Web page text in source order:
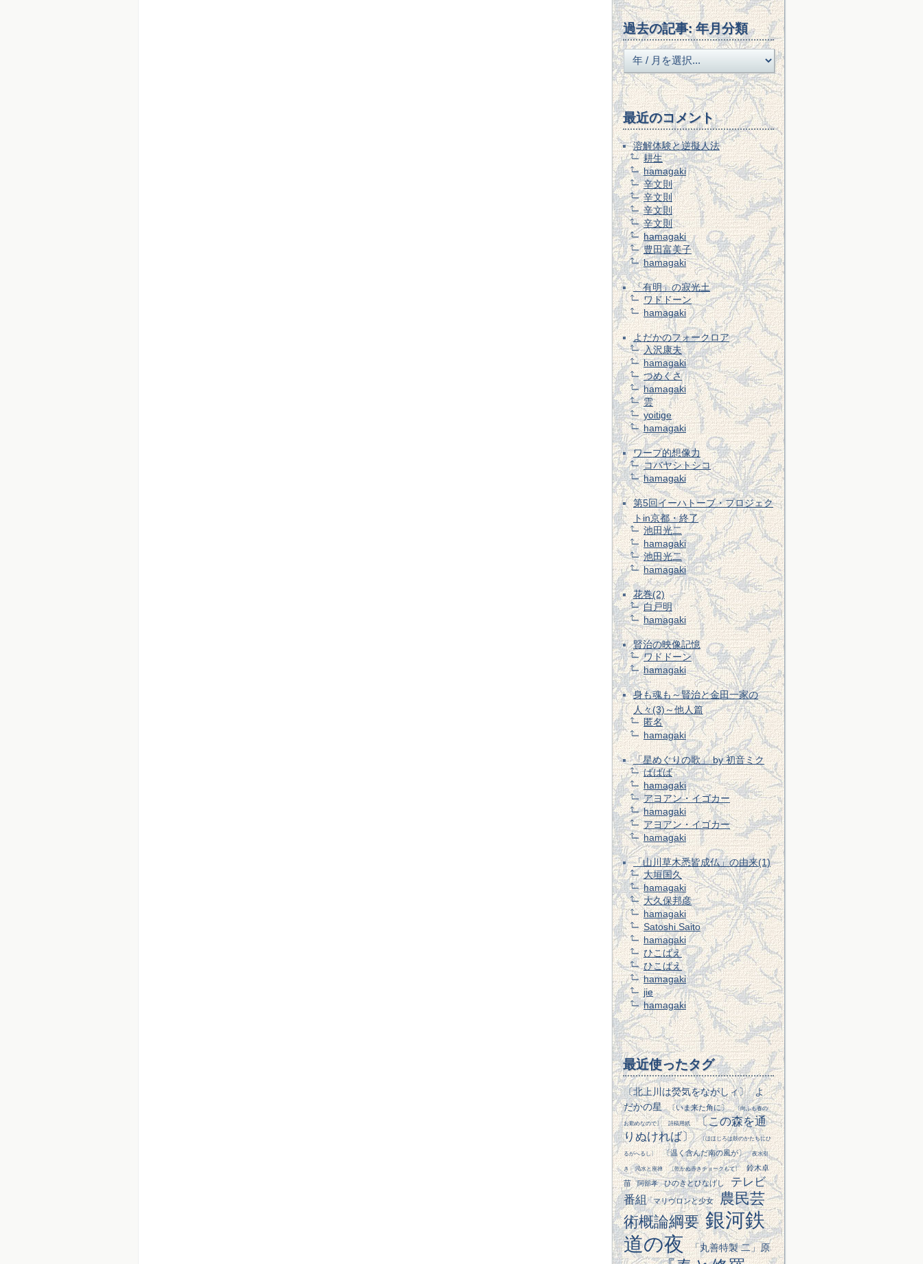
過去の記事: 年月分類
最近のコメント
溶解体験と逆擬人法
耕生
hamagaki
辛文則
辛文則
辛文則
辛文則
hamagaki
豊田富美子
hamagaki
「有明」の寂光土
ワドドーン
hamagaki
よだかのフォークロア
入沢康夫
hamagaki
つめくさ
hamagaki
雲
yoitige
hamagaki
ワープ的想像力
コバヤシトシコ
hamagaki
第5回イーハトーブ・プロジェク
トin京都・終了
池田光二
hamagaki
池田光二
hamagaki
花巻(2)
白戸明
hamagaki
賢治の映像記憶
ワドドーン
hamagaki
身も魂も～賢治と金田一家の
人々(3)～他人篇
匿名
hamagaki
「星めぐりの歌」 by 初音ミク
ばばば
hamagaki
アヨアン・イゴカー
hamagaki
アヨアン・イゴカー
hamagaki
「山川草木悉皆成仏」の由来(1)
大垣国久
hamagaki
大久保邦彦
hamagaki
Satoshi Saito
hamagaki
ひこばえ
ひこばえ
hamagaki
jie
hamagaki
最近使ったタグ
〔北上川は熒気をながしィ〕 よ
だかの星
〔いま来た角に〕 〔向ふも春の
お勤めなので〕 詩稿用紙
〔この森を通
りぬければ〕
〔ほほじろは鼓のかたちにひ
るがへるし〕 〔温く含んだ南の風が〕 夜水引
き 渇水と座禅 〔乾かぬ赤きチョークもて〕
鈴木卓
苗
阿部孝 ひのきとひなげし
テレビ
番組
マリヴロンと少女
農民芸
術概論綱要 銀河鉄
道の夜
「丸善特製 二」原